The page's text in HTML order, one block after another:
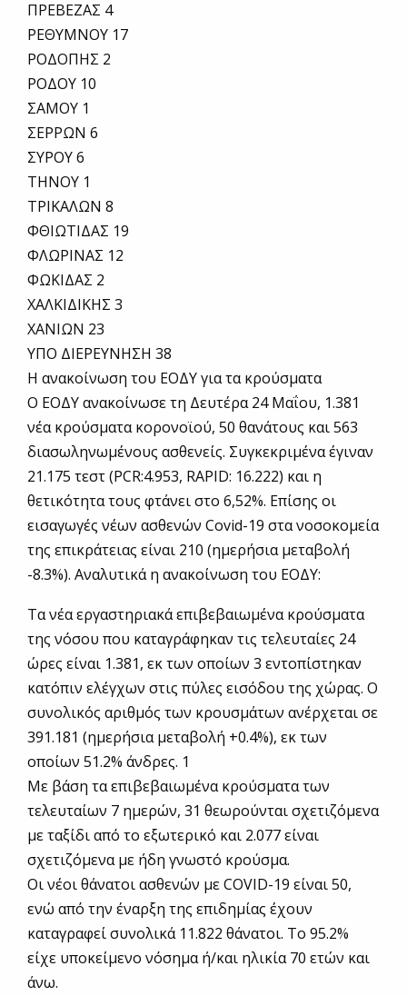
ΠΡΕΒΕΖΑΣ 4
ΡΕΘΥΜΝΟΥ 17
ΡΟΔΟΠΗΣ 2
ΡΟΔΟΥ 10
ΣΑΜΟΥ 1
ΣΕΡΡΩΝ 6
ΣΥΡΟΥ 6
ΤΗΝΟΥ 1
ΤΡΙΚΑΛΩΝ 8
ΦΘΙΩΤΙΔΑΣ 19
ΦΛΩΡΙΝΑΣ 12
ΦΩΚΙΔΑΣ 2
ΧΑΛΚΙΔΙΚΗΣ 3
ΧΑΝΙΩΝ 23
ΥΠΟ ΔΙΕΡΕΥΝΗΣΗ 38
Η ανακοίνωση του ΕΟΔΥ για τα κρούσματα
Ο ΕΟΔΥ ανακοίνωσε τη Δευτέρα 24 Μαΐου, 1.381
νέα κρούσματα κορονοϊού, 50 θανάτους και 563
διασωληνωμένους ασθενείς. Συγκεκριμένα έγιναν
21.175 τεστ (PCR:4.953, RAPID: 16.222) και η
θετικότητα τους φτάνει στο 6,52%. Επίσης οι
εισαγωγές νέων ασθενών Covid-19 στα νοσοκομεία
της επικράτειας είναι 210 (ημερήσια μεταβολή
-8.3%). Αναλυτικά η ανακοίνωση του ΕΟΔΥ:
Τα νέα εργαστηριακά επιβεβαιωμένα κρούσματα
της νόσου που καταγράφηκαν τις τελευταίες 24
ώρες είναι 1.381, εκ των οποίων 3 εντοπίστηκαν
κατόπιν ελέγχων στις πύλες εισόδου της χώρας. Ο
συνολικός αριθμός των κρουσμάτων ανέρχεται σε
391.181 (ημερήσια μεταβολή +0.4%), εκ των
οποίων 51.2% άνδρες. 1
Με βάση τα επιβεβαιωμένα κρούσματα των
τελευταίων 7 ημερών, 31 θεωρούνται σχετιζόμενα
με ταξίδι από το εξωτερικό και 2.077 είναι
σχετιζόμενα με ήδη γνωστό κρούσμα.
Οι νέοι θάνατοι ασθενών με COVID-19 είναι 50,
ενώ από την έναρξη της επιδημίας έχουν
καταγραφεί συνολικά 11.822 θάνατοι. Το 95.2%
είχε υποκείμενο νόσημα ή/και ηλικία 70 ετών και
άνω.